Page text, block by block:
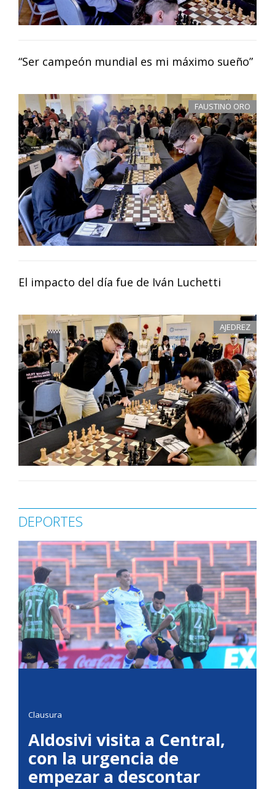
“Ser campeón mundial es mi máximo sueño”
FAUSTINO ORO
El impacto del día fue de Iván Luchetti
AJEDREZ
DEPORTES
Clausura
Aldosivi visita a Central,
con la urgencia de
empezar a descontar